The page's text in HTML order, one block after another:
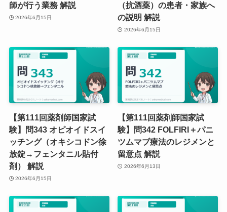
師が行う業務 解説
2026年6月15日
（抗酒薬）の患者・家族へ
の説明 解説
2026年6月15日
【第111回薬剤師国家試
験】問343 オピオイドスイ
ッチング（オキシコドン徐
放錠→フェンタニル貼付
剤） 解説
2026年6月15日
【第111回薬剤師国家試
験】問342 FOLFIRI＋パニ
ツムマブ療法のレジメンと
留意点 解説
2026年6月13日